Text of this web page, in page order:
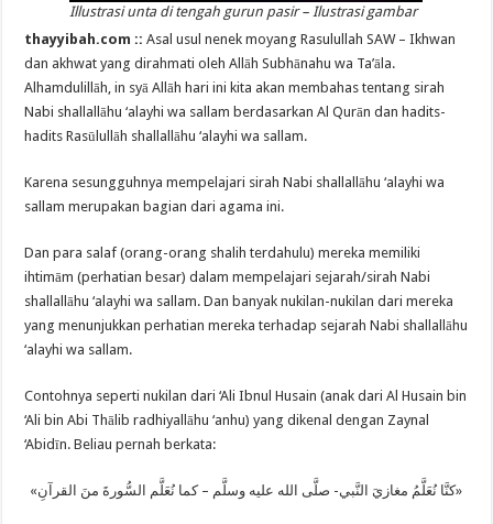
Illustrasi unta di tengah gurun pasir – Ilustrasi gambar
thayyibah.com ::Asal usul nenek moyang Rasulullah SAW – Ikhwan
dan akhwat yang dirahmati oleh Allāh Subhānahu wa Ta’āla.
Alhamdulillāh, in syā Allāh hari ini kita akan membahas tentang sirah
Nabi shallallāhu ‘alayhi wa sallam berdasarkan Al Qurān dan hadits-
hadits Rasūlullāh shallallāhu ‘alayhi wa sallam.
Karena sesungguhnya mempelajari sirah Nabi shallallāhu ‘alayhi wa
sallam merupakan bagian dari agama ini.
Dan para salaf (orang-orang shalih terdahulu) mereka memiliki
ihtimām (perhatian besar) dalam mempelajari sejarah/sirah Nabi
shallallāhu ‘alayhi wa sallam. Dan banyak nukilan-nukilan dari mereka
yang menunjukkan perhatian mereka terhadap sejarah Nabi shallallāhu
‘alayhi wa sallam.
Contohnya seperti nukilan dari ‘Ali Ibnul Husain (anak dari Al Husain bin
‘Ali bin Abi Thālib radhiyallāhu ‘anhu) yang dikenal dengan Zaynal
‘Abidīn. Beliau pernah berkata:
«كنَّا نُعَلَّمُ مغازيَ النَّبي- صلَّى الله عليه وسلَّم – كما نُعَلَّم السُّورةَ منَ القرآنِ»